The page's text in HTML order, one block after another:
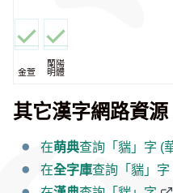
金萱
蘭陽
明體
其它漢字網路資源
在萌典查詢「貒」字 (
在全字庫查詢「貒」字